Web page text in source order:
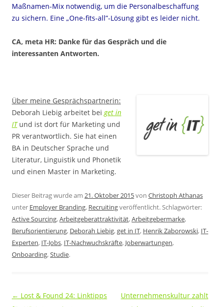
Maßnamen-Mix notwendig, um die Personalbeschaffung
zu sichern. Eine „One-fits-all”-Lösung gibt es leider nicht.
CA, meta HR: Danke für das Gespräch und die
interessanten Antworten.
Über meine Gesprächspartnerin:
Deborah Liebig arbeitet beiget in
ITund ist dort für Marketing und
PR verantwortlich. Sie hat einen
BA in Deutscher Sprache und
Literatur, Linguistik und Phonetik
und einen Master in Marketing.
Dieser Beitrag wurde am 21. Oktober 2015von Christoph Athanas
unter Employer Branding, Recruitingveröffentlicht. Schlagwörter:
Active Sourcing,Arbeitgeberattraktivität,Arbeitgebermarke,
Berufsorientierung, Deborah Liebig, get in IT, Henrik Zaborowski, IT-
Experten, IT-Jobs, IT-Nachwuchskräfte, Joberwartungen,
Onboarding,Studie.
Beitragsnavigation
← Lost & Found 24: Linktipps
Unternehmenskultur zahlt